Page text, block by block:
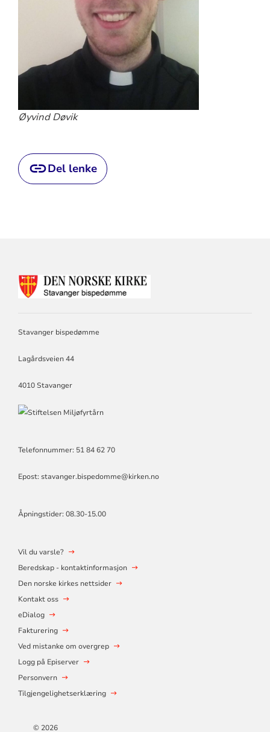
Øyvind Døvik
Del lenke
Stavanger bispedømme
Lagårdsveien 44
4010 Stavanger
Telefonnummer: 51 84 62 70
Epost: stavanger.bispedomme@kirken.no
Åpningstider: 08.30-15.00
Vil du varsle?
Beredskap - kontaktinformasjon
Den norske kirkes nettsider
Kontakt oss
eDialog
Fakturering
Ved mistanke om overgrep
Logg på Episerver
Personvern
Tilgjengelighetserklæring
© 2026